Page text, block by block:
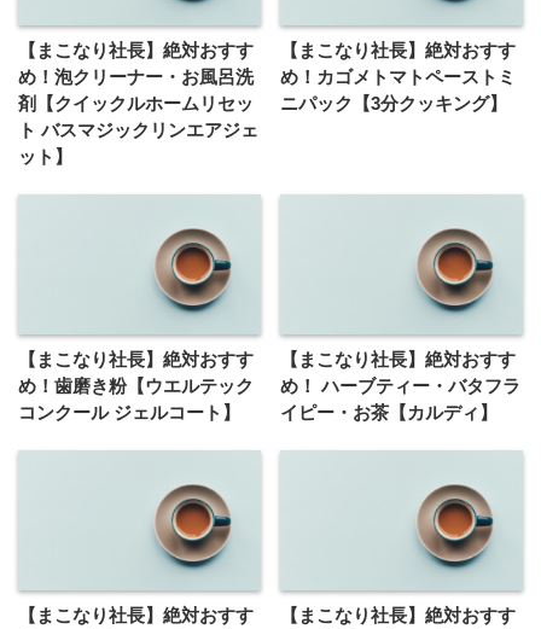
【まこなり社長】絶対おすす
め！泡クリーナー・お風呂洗
剤【クイックルホームリセッ
ト バスマジックリンエアジェ
ット】
【まこなり社長】絶対おすす
め！カゴメトマトペーストミ
ニパック【3分クッキング】
【まこなり社長】絶対おすす
め！歯磨き粉【ウエルテック
コンクール ジェルコート】
【まこなり社長】絶対おすす
め！ ハーブティー・バタフラ
イピー・お茶【カルディ】
【まこなり社長】絶対おすす
【まこなり社長】絶対おすす